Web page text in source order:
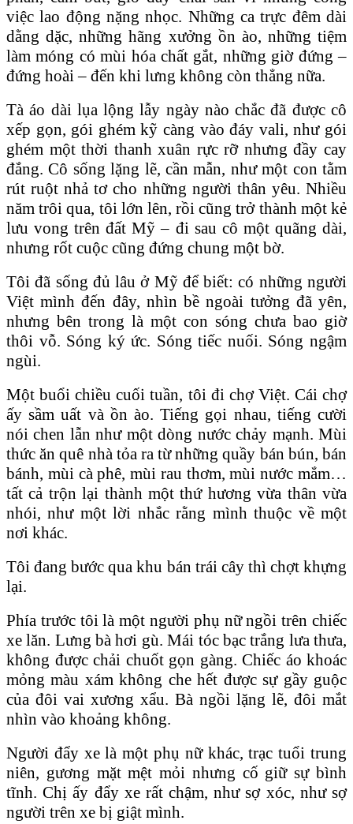
việc lao động nặng nhọc. Những ca trực đêm dài
dằng dặc, những hãng xưởng ồn ào, những tiệm
làm móng có mùi hóa chất gắt, những giờ đứng –
đứng hoài – đến khi lưng không còn thẳng nữa.
Tà áo dài lụa lộng lẫy ngày nào chắc đã được cô
xếp gọn, gói ghém kỹ càng vào đáy vali, như gói
ghém một thời thanh xuân rực rỡ nhưng đầy cay
đắng. Cô sống lặng lẽ, cần mẫn, như một con tằm
rút ruột nhả tơ cho những người thân yêu. Nhiều
năm trôi qua, tôi lớn lên, rồi cũng trở thành một kẻ
lưu vong trên đất Mỹ – đi sau cô một quãng dài,
nhưng rốt cuộc cũng đứng chung một bờ.
Tôi đã sống đủ lâu ở Mỹ để biết: có những người
Việt mình đến đây, nhìn bề ngoài tưởng đã yên,
nhưng bên trong là một con sóng chưa bao giờ
thôi vỗ. Sóng ký ức. Sóng tiếc nuối. Sóng ngậm
ngùi.
Một buổi chiều cuối tuần, tôi đi chợ Việt. Cái chợ
ấy sầm uất và ồn ào. Tiếng gọi nhau, tiếng cười
nói chen lẫn như một dòng nước chảy mạnh. Mùi
thức ăn quê nhà tỏa ra từ những quầy bán bún, bán
bánh, mùi cà phê, mùi rau thơm, mùi nước mắm…
tất cả trộn lại thành một thứ hương vừa thân vừa
nhói, như một lời nhắc rằng mình thuộc về một
nơi khác.
Tôi đang bước qua khu bán trái cây thì chợt khựng
lại.
Phía trước tôi là một người phụ nữ ngồi trên chiếc
xe lăn. Lưng bà hơi gù. Mái tóc bạc trắng lưa thưa,
không được chải chuốt gọn gàng. Chiếc áo khoác
mỏng màu xám không che hết được sự gầy guộc
của đôi vai xương xẩu. Bà ngồi lặng lẽ, đôi mắt
nhìn vào khoảng không.
Người đẩy xe là một phụ nữ khác, trạc tuổi trung
niên, gương mặt mệt mỏi nhưng cố giữ sự bình
tĩnh. Chị ấy đẩy xe rất chậm, như sợ xóc, như sợ
người trên xe bị giật mình.